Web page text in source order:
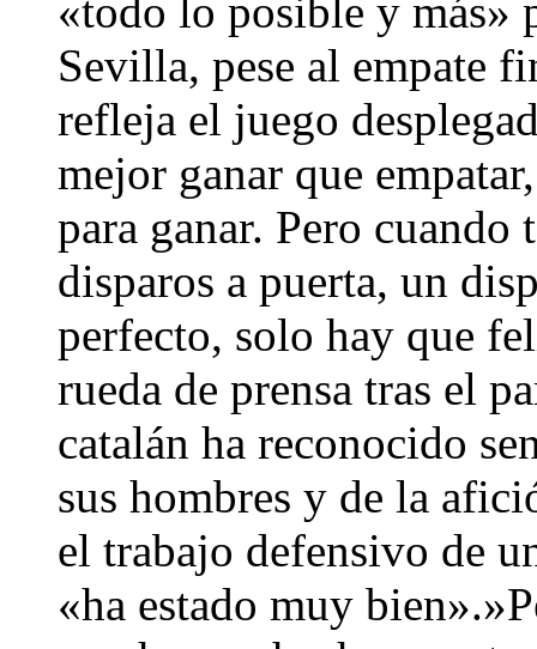
«todo lo posible y más»
Sevilla, pese al empate
refleja el juego
mejor ganar que
para ganar. Pero cuando
disparos a puerta, un
perfecto, solo hay que
rueda de prensa tras el
catalán ha reconocido
sus hombres y de la
el trabajo defensivo de
«ha estado muy